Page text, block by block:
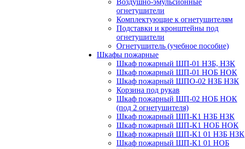
Воздушно-эмульсионные
огнетушители
Комплектующие к огнетушителям
Подставки и кронштейны под
огнетушители
Огнетушитель (учебное пособие)
Шкафы пожарные
Шкаф пожарный ШП-01 НЗБ, НЗК
Шкаф пожарный ШП-01 НОБ НОК
Шкаф пожарный ШПО-02 НЗБ НЗК
Корзина под рукав
Шкаф пожарный ШП-02 НОБ НОК
(под 2 огнетушителя)
Шкаф пожарный ШП-К1 НЗБ НЗК
Шкаф пожарный ШП-К1 НОБ НОК
Шкаф пожарный ШП-К1 01 НЗБ НЗК
Шкаф пожарный ШП-К1 01 НОБ